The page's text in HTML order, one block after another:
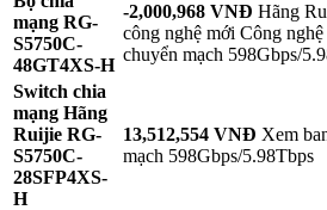
mạng RG-
S5750C-
48GT4XS-H
-2,000,968 VNĐ Hãng
công nghệ mới Công
chuyển mạch 598Gbps/
Switch chia
mạng Hãng
Ruijie RG-
S5750C-
28SFP4XS-
H
13,512,554 VNĐ Xem
mạch 598Gbps/5.98Tbps